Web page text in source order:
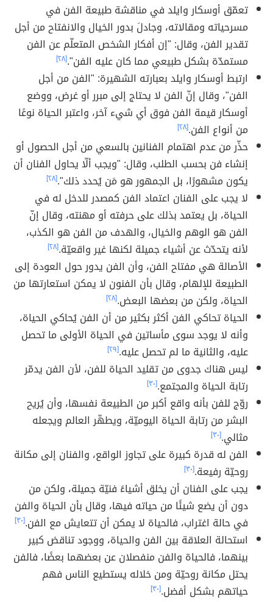
تعمّق أوسكار وايلد في مناقشة طبيعة الفن في
مسرحياته ومقالاته، وجادلَ بدور الخيال والانفتاح من أجل
تقدير الفن، وقال: "إن أفكار الشخص المتعلّم عن الفن
مستمدّة بشكل طبيعي مما كان عليه الفن".[٢٨]
ارتبط أوسكار وايلد بعبارته الشهيرة: "الفن من أجل
الفن"، وقال إنّ الفن لا يحتاج إلى مبرر أو غرض، ووضع
أوسكار قيمة الفن فوق أي شيء آخر، واعتبر الحياة نوعًا
من أنواع الفن.[٢٨]
حذّر من عدم اهتمام الفنانين بالسعي من أجل الحصول أو
إنشاء فن بحسب الطلب، وقال: "ويجب ألّا يحاول الفنان أن
يكون مشهورًا، بل الجمهور هو مَن يُحدد ذلك".[٢٨]
لا يجب على الفنان اعتماد الفن كمصدر للدخل له في
الحياة، بل يعتمد بذلك على حرفته أو مهنته، وقال إنّ
الفن هو الوهم والخيال، والهدف من الفن هو الكذب،
لأنه يتحدّث عن أشياء جميلة لكنها غير واقعيّة.[٢٨]
الأصالة هي مفتاح الفن، وأن الفن يدور حول العودة إلى
الطبيعة للإلهام، وقال بأن الفنون لا يمكن استعارتها من
الحياة، ولكن من بعضها البعض.[٢٨]
الحياة تحاكي الفن أكثر بكثير من أن الفن يُحاكي الحياة،
وأنه لا يوجد سوى مأساتين في الحياة الأولى ما تحصل
عليه، والثانية ما لم تحصل عليه.[٢٩]
ليس هناك جدوى من تقليد الحياة للفن، لأن الفن يدمّر
رتابة الحياة والمجتمع.[٣٠]
روّج للفن بأنه واقع أكبر من الطبيعة نفسها، وأن يُريح
البشر من رتابة الحياة اليوميّة، ويطهّر العالم ويجعله
مثالي.[٣٠]
الفن له قدرة كبيرة على تجاوز الواقع، والفنان إلى مكانة
روحيّة رفيعة.[٣٠]
يجب على الفنان أن يخلق أشياءً فنيّة جميلة، ولكن من
دون أن يضع شيئًا من حياته فيها، وقال بأن الحياة والفن
في حالة اغتراب، فالحياة لا يمكن أن تتعايش مع الفن.[٣٠]
استحالة العلاقة بين الفن والحياة، ووجود تناقض كبير
بينهما، فالحياة والفن منفصلان عن بعضهما بعضًا، فالفن
يحتل مكانة روحيّة ومن خلاله يستطيع الناس فهم
حياتهم بشكل أفضل.[٣٠]